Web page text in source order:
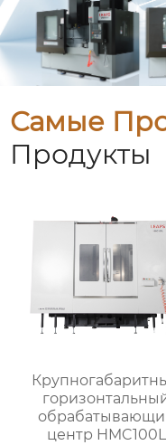
Самые
Продукты
центр HMC100L